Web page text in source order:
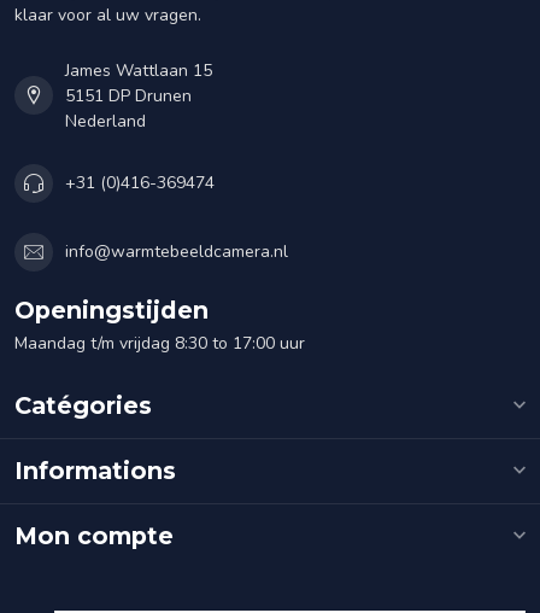
klaar voor al uw vragen.
James Wattlaan 15
5151 DP Drunen
Nederland
+31 (0)416-369474
info@warmtebeeldcamera.nl
Openingstijden
Maandag t/m vrijdag 8:30 to 17:00 uur
Catégories
Informations
Mon compte